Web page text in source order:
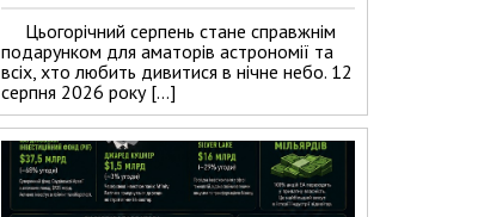
Цьогорічний серпень стане справжнім
подарунком для аматорів астрономії та
всіх, хто любить дивитися в нічне небо. 12
серпня 2026 року […]